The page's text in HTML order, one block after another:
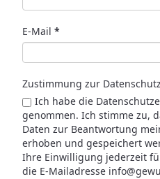
E-Mail *
Zustimmung zur
Ich habe die
genommen. Ich stimme zu,
Daten zur Beantwortung
erhoben und gespeichert
Ihre Einwilligung jederzeit
die E-Mailadresse